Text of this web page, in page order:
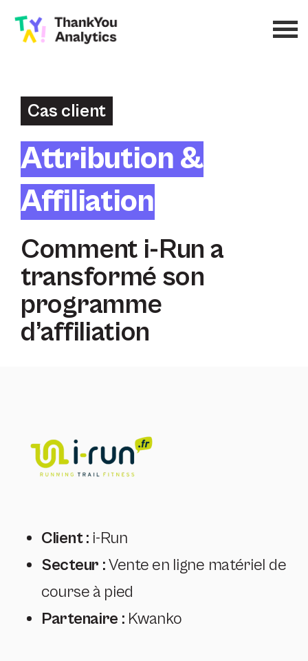
Cas client
Attribution &
Affiliation
Comment i-Run a
transformé son
programme
d’affiliation
Client : i-Run
Secteur :Vente en ligne matériel de
course à pied
Partenaire : Kwanko